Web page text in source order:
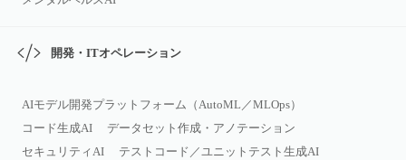
開発・ITオペレーション
AIモデル開発プラットフォーム（AutoML／MLOps）
コード生成AI
データセット作成・アノテーション
セキュリティAI
テストコード／ユニットテスト生成AI